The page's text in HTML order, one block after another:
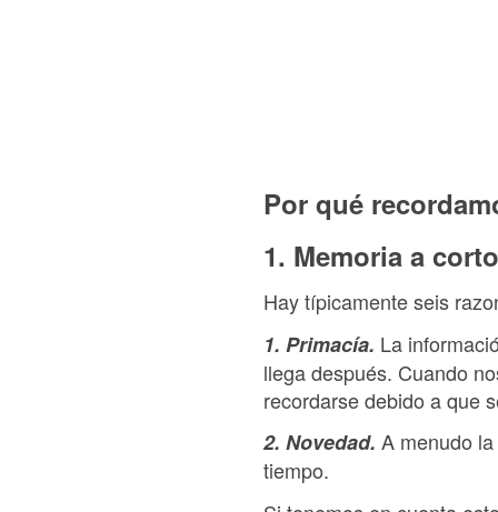
Por qué
1. Memoria a
Hay típicamente seis
1. Primacía. La
llega después. Cuando
recordarse debido a que
2. Novedad. A menudo
tiempo.